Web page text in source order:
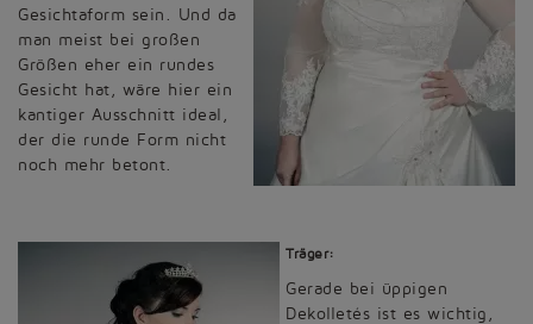
Gesichtaform sein. Und da
man meist bei großen
Größen eher ein rundes
Gesicht hat, wäre hier ein
kantiger Ausschnitt ideal,
der die runde Form nicht
noch mehr betont.
Träger:
Gerade bei üppigen
Dekolletés ist es wichtig,